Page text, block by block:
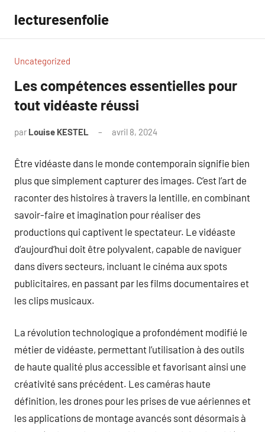
contenu
lecturesenfolie
Uncategorized
Les compétences essentielles pour
tout vidéaste réussi
par Louise KESTEL avril 8, 2024
Être vidéaste dans le monde contemporain signifie bien
plus que simplement capturer des images. C’est l’art de
raconter des histoires à travers la lentille, en combinant
savoir-faire et imagination pour réaliser des
productions qui captivent le spectateur. Le vidéaste
d’aujourd’hui doit être polyvalent, capable de naviguer
dans divers secteurs, incluant le cinéma aux spots
publicitaires, en passant par les films documentaires et
les clips musicaux.
La révolution technologique a profondément modifié le
métier de vidéaste, permettant l’utilisation à des outils
de haute qualité plus accessible et favorisant ainsi une
créativité sans précédent. Les caméras haute
définition, les drones pour les prises de vue aériennes et
les applications de montage avancés sont désormais à